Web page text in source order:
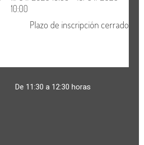
De 11:30 a 12:30 horas